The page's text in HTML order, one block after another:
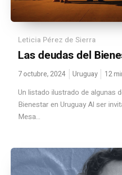
Leticia Pérez de Sierra
Las deudas del
7 octubre, 2024 Uruguay 12
Un listado ilustrado de algunas
Bienestar en Uruguay Al ser
Mesa...